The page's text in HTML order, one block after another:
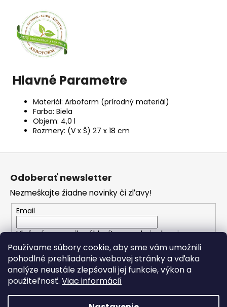
Používame súbory cookie, aby sme vám umožnili
pohodlné prehliadanie webovej stránky a vďaka
analýze neustále zlepšovali jej funkcie, výkon a
použiteľnosť. Viac informácií
Hlavné Parametre
Materiál: Arboform (prírodný materiál)
Farba: Biela
Objem: 4,0 l
Rozmery: (V x Š) 27 x 18 cm
Z
e
Odoberať newsletter
Nezmeškajte žiadne novinky či zľavy!
Email
Vložením e-mailu súhlasíte spodmienkami
ochrany osobných údajov
PRIHLÁSIŤ SA